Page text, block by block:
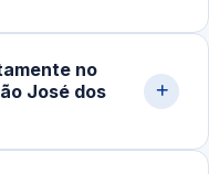
mais rápido,
facilitando visitas
no
José dos